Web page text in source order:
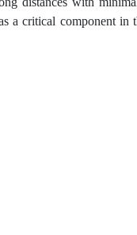
a critical component in